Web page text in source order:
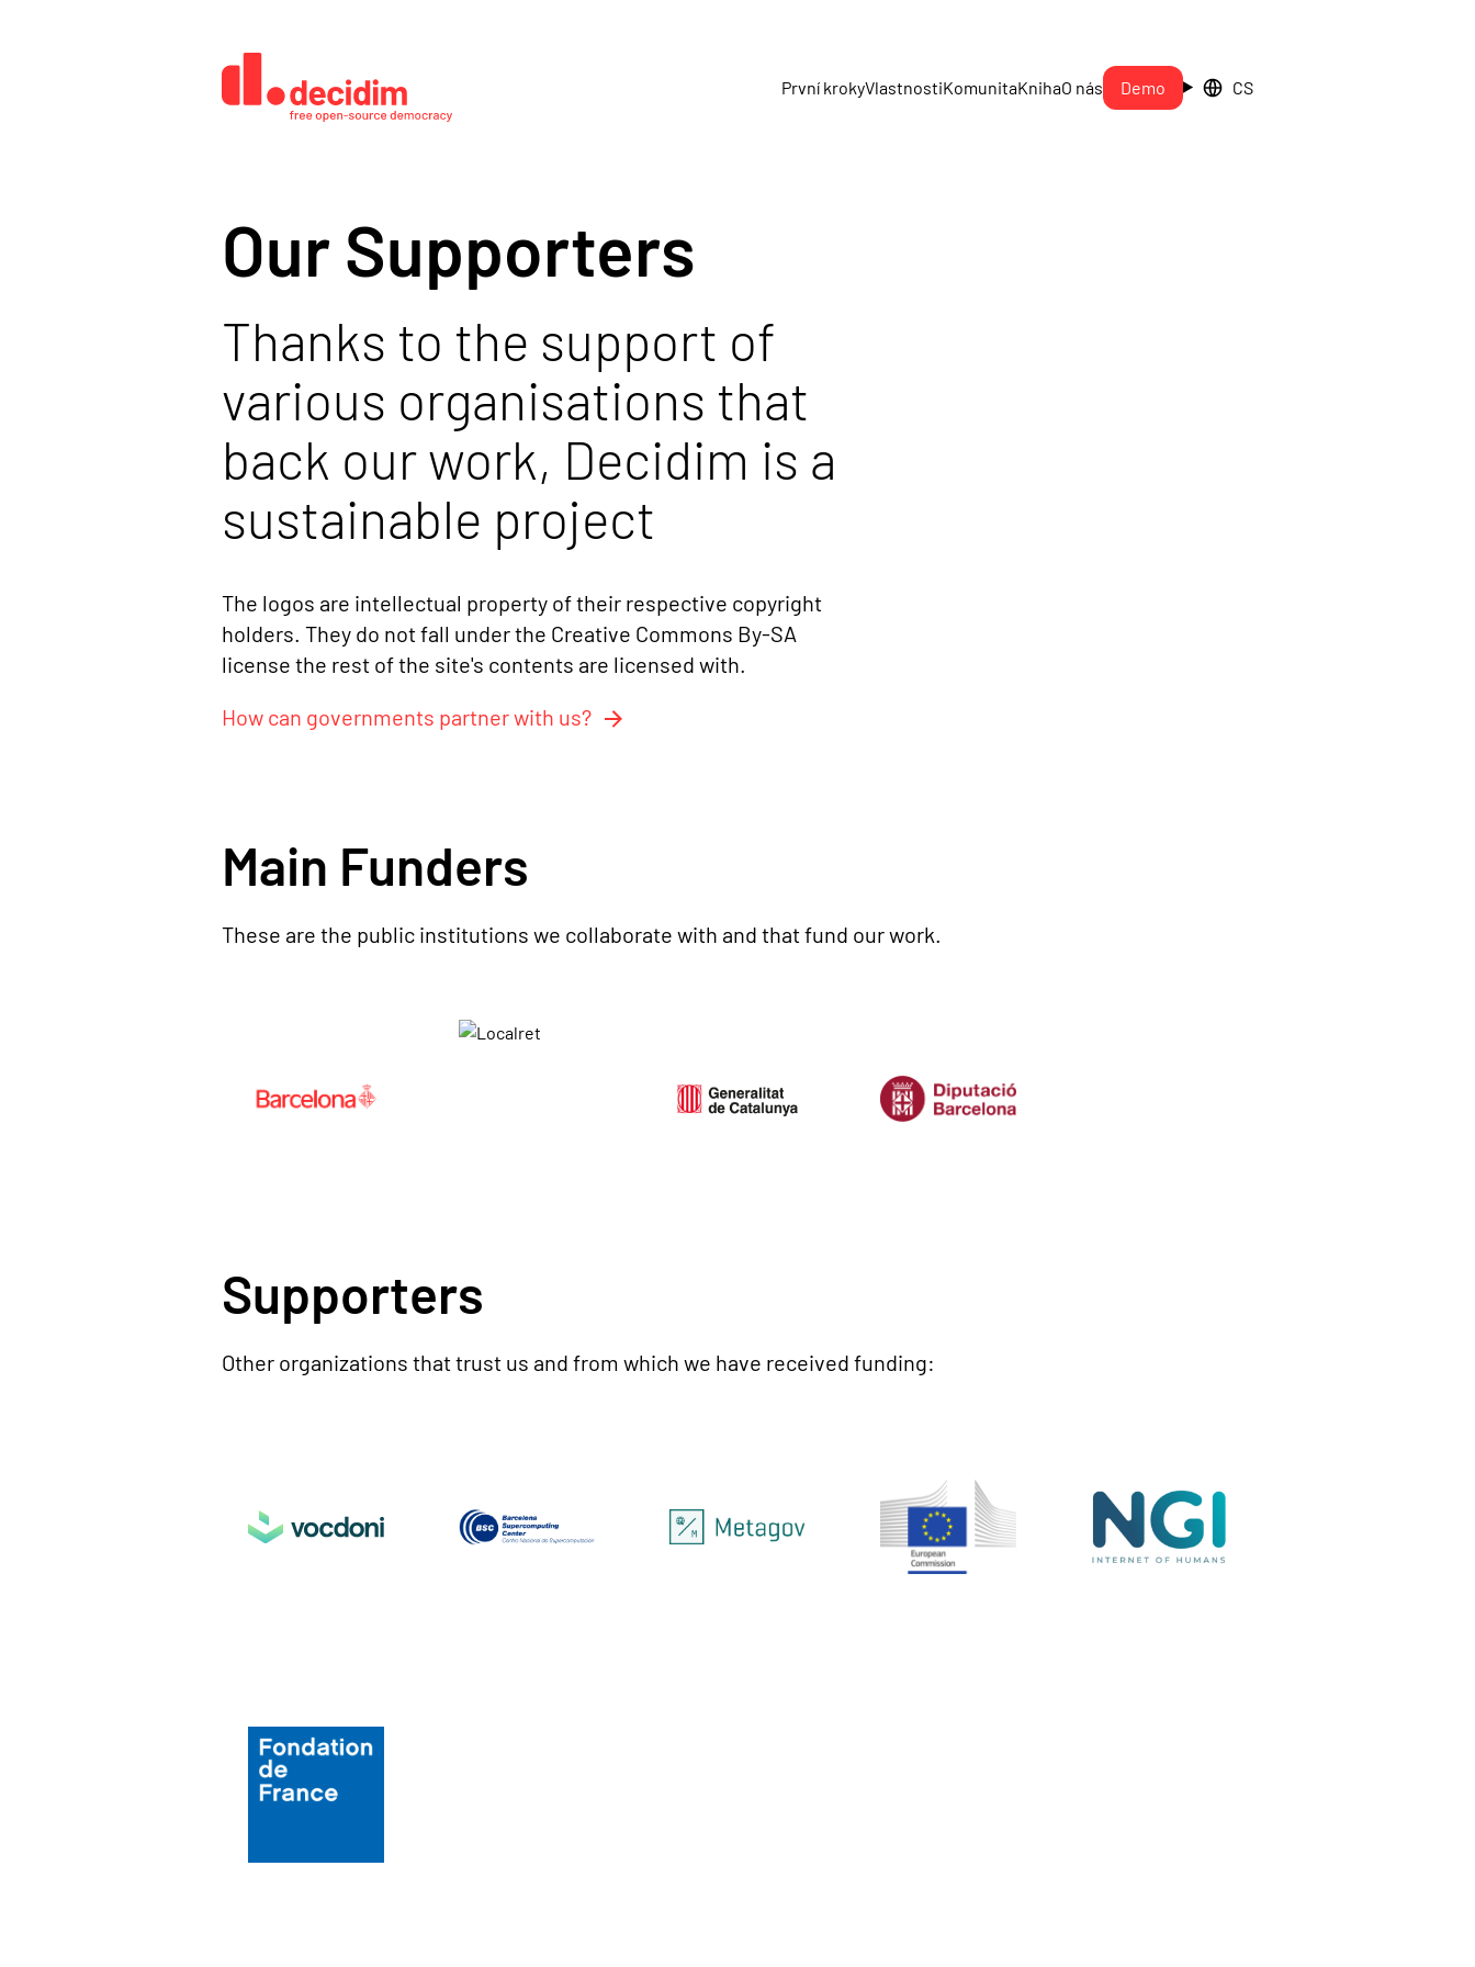
První krokyVlastnostiKomunitaKnihaO nás Demo CS
Our Supporters
Thanks to the support of
various organisations that
back our work, Decidim is a
sustainable project
The logos are intellectual property of their respective copyright
holders. They do not fall under the Creative Commons By-SA
license the rest of the site's contents are licensed with.
How can governments partner with us?
Main Funders
These are the public institutions we collaborate with and that fund our work.
Supporters
Other organizations that trust us and from which we have received funding: